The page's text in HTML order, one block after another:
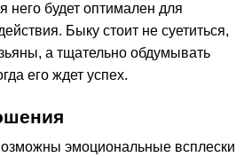
него будет оптимален для
Быку стоит не суетиться,
а тщательно обдумывать
его ждет успех.
эмоциональные всплески